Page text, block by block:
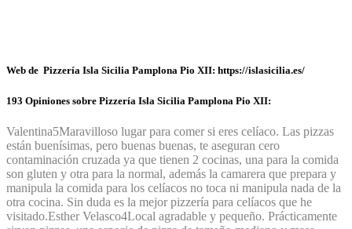
Web de Pizzería Isla Sicilia Pamplona Pio XII: https://islasicilia.es/
193 Opiniones sobre Pizzería Isla Sicilia Pamplona Pio XII:
Valentina5Maravilloso lugar para comer si eres celíaco. Las pizzas
están buenísimas, pero buenas buenas, te aseguran cero
contaminación cruzada ya que tienen 2 cocinas, una para la comida
son gluten y otra para la normal, además la camarera que prepara y
manipula la comida para los celíacos no toca ni manipula nada de la
otra cocina. Sin duda es la mejor pizzería para celíacos que he
visitado.Esther Velasco4Local agradable y pequeño. Prácticamente